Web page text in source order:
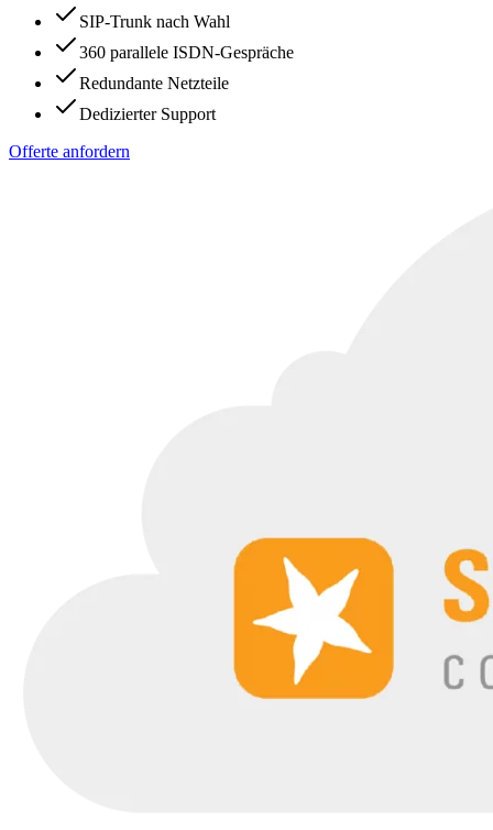
SIP-Trunk nach Wahl
360 parallele ISDN-Gespräche
Redundante Netzteile
Dedizierter Support
Offerte anfordern